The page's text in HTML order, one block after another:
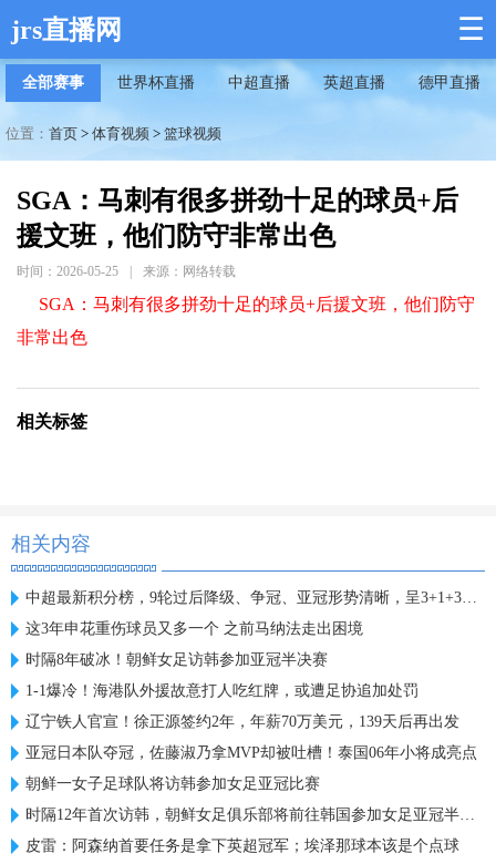
jrs直播网 ☰
全部赛事 世界杯直播 中超直播 英超直播 德甲直播
位置： 首页 > 体育视频 > 篮球视频
SGA：马刺有很多拼劲十足的球员+后
援文班，他们防守非常出色
时间：2026-05-25 来源：网络转载
SGA：马刺有很多拼劲十足的球员+后援文班，他们防守
非常出色
相关标签
相关内容
中超最新积分榜，9轮过后降级、争冠、亚冠形势清晰，呈3+1+3格局
这3年申花重伤球员又多一个 之前马纳法走出困境
时隔8年破冰！朝鲜女足访韩参加亚冠半决赛
1-1爆冷！海港队外援故意打人吃红牌，或遭足协追加处罚
辽宁铁人官宣！徐正源签约2年，年薪70万美元，139天后再出发
亚冠日本队夺冠，佐藤淑乃拿MVP却被吐槽！泰国06年小将成亮点
朝鲜一女子足球队将访韩参加女足亚冠比赛
时隔12年首次访韩，朝鲜女足俱乐部将前往韩国参加女足亚冠半决赛
皮雷：阿森纳首要任务是拿下英超冠军；埃泽那球本该是个点球